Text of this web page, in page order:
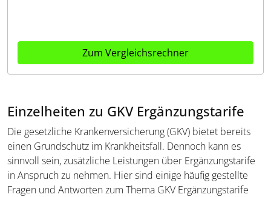
Zum Vergleichsrechner
Einzelheiten zu GKV Ergänzungstarife
Die gesetzliche Krankenversicherung (GKV) bietet bereits
einen Grundschutz im Krankheitsfall. Dennoch kann es
sinnvoll sein, zusätzliche Leistungen über Ergänzungstarife
in Anspruch zu nehmen. Hier sind einige häufig gestellte
Fragen und Antworten zum Thema GKV Ergänzungstarife